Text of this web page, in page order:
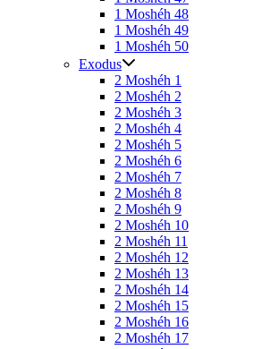
1 Moshéh 48
1 Moshéh 49
1 Moshéh 50
Exodus
2 Moshéh 1
2 Moshéh 2
2 Moshéh 3
2 Moshéh 4
2 Moshéh 5
2 Moshéh 6
2 Moshéh 7
2 Moshéh 8
2 Moshéh 9
2 Moshéh 10
2 Moshéh 11
2 Moshéh 12
2 Moshéh 13
2 Moshéh 14
2 Moshéh 15
2 Moshéh 16
2 Moshéh 17